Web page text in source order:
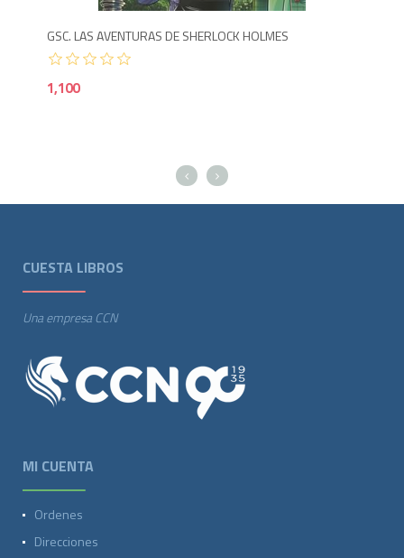
GSC. LAS AVENTURAS DE SHERLOCK HOLMES
1,100
CUESTA LIBROS
Una empresa CCN
MI CUENTA
Ordenes
Direcciones